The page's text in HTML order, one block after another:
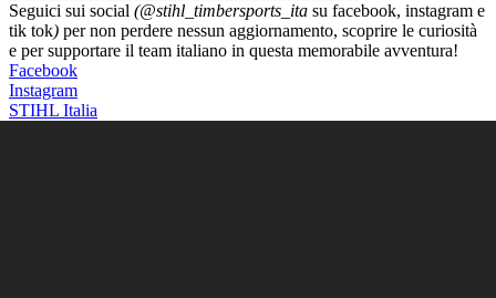
Seguici sui social (@stihl_timbersports_ita su facebook, instagram e
tik tok) per non perdere nessun aggiornamento, scoprire le curiosità
e per supportare il team italiano in questa memorabile avventura!
Facebook
Instagram
STIHL Italia